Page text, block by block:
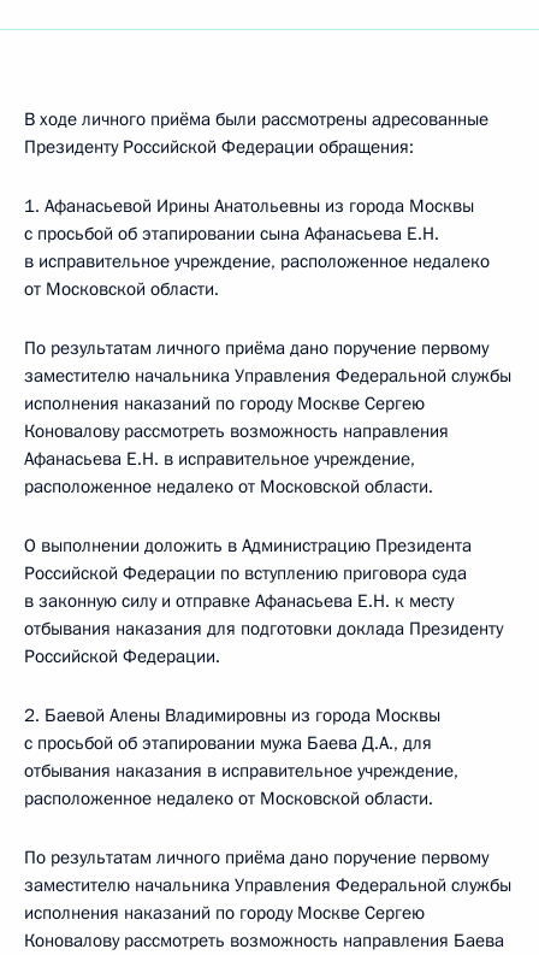
В ходе личного приёма были рассмотрены адресованные
Президенту Российской Федерации обращения:
1. Афанасьевой Ирины Анатольевны из города Москвы
с просьбой об этапировании сына Афанасьева Е.Н.
в исправительное учреждение, расположенное недалеко
от Московской области.
По результатам личного приёма дано поручение первому
заместителю начальника Управления Федеральной службы
исполнения наказаний по городу Москве Сергею
Коновалову рассмотреть возможность направления
Афанасьева Е.Н. в исправительное учреждение,
расположенное недалеко от Московской области.
О выполнении доложить в Администрацию Президента
Российской Федерации по вступлению приговора суда
в законную силу и отправке Афанасьева Е.Н. к месту
отбывания наказания для подготовки доклада Президенту
Российской Федерации.
2. Баевой Алены Владимировны из города Москвы
с просьбой об этапировании мужа Баева Д.А., для
отбывания наказания в исправительное учреждение,
расположенное недалеко от Московской области.
По результатам личного приёма дано поручение первому
заместителю начальника Управления Федеральной службы
исполнения наказаний по городу Москве Сергею
Коновалову рассмотреть возможность направления Баева